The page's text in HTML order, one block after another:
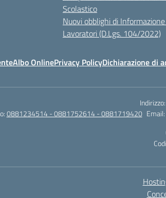
Scolastico
Nuovi obblighi di
Lavoratori (D.Lgs. 104/2022)
Albo OnlinePrivacy PolicyDichiarazione di
Indirizzo:
0881234514 - 0881752614 - 0881719420 Email: